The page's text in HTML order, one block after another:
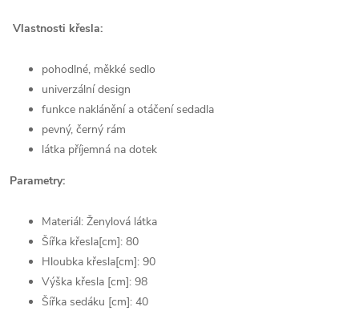
Vlastnosti křesla:
pohodlné, měkké sedlo
univerzální design
funkce naklánění a otáčení sedadla
pevný, černý rám
látka příjemná na dotek
Parametry:
Materiál: Ženylová látka
Šířka křesla[cm]: 80
Hloubka křesla[cm]: 90
Výška křesla [cm]: 98
Šířka sedáku [cm]: 40